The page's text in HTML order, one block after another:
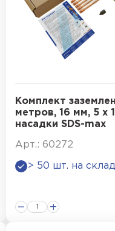
Комплект
метров, 16 мм, 5 х
насадки SDS-max
Арт.: 60272
> 50 шт. на